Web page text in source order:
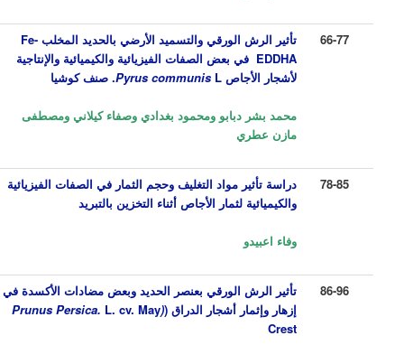
66-77 تأثير الرش الورقي والتسميد الأرضي بالحديد المخلبFe-
EDDHAفي بعض الصفات الفيزيائية والكيميائية والإنتاجية
لأشجار الأجاص Pyrus communisL. صنف كوشيا
محمد بشر دبابو ومحمود بغدادي وصفاء كيلاني ومصطفى
مازن عطري
78-85
دراسة تأثير مواد التغليف وحجم الثمار في الصفات الفيزيائية
والكيميائية لثمار الأجاص أثناء التخزين بالتبريد
وفاء اعبيدو
86-96
تأثير الرش الورقي بعنصر الحديد وبعض مضادات الأكسدة في
إزهار وإثمار أشجار الدراق ( (Prunus Persica.
L. cv. May
Crest